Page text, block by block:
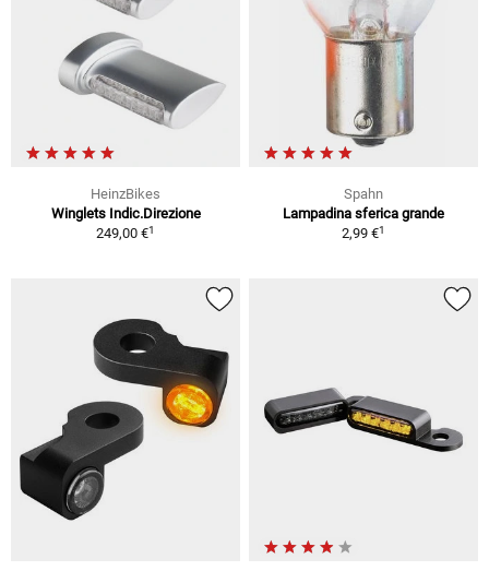
HeinzBikes
Winglets Indic.Direzione
249,00 €1
Spahn
Lampadina sferica grande
2,99 €1